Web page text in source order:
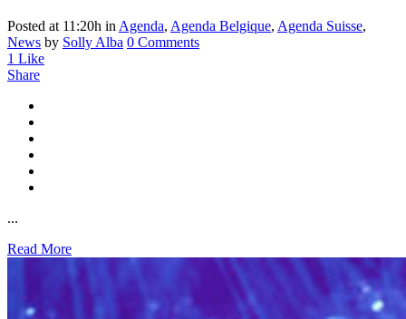
Posted at 11:20h in Agenda, Agenda Belgique, Agenda Suisse,
News by Solly Alba 0 Comments
1 Like
Share
...
Read More